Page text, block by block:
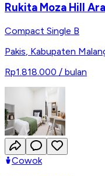
Rukita Moza Hill
Compact Single B
Pakis, Kabupaten
Rp1.818.000 / bulan
Cowok